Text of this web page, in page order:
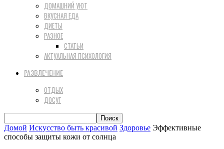
ДОМАШНИЙ УЮТ
ВКУСНАЯ ЕДА
ДИЕТЫ
РАЗНОЕ
СТАТЬИ
АКТУАЛЬНАЯ ПСИХОЛОГИЯ
РАЗВЛЕЧЕНИЕ
ОТДЫХ
ДОСУГ
Домой Искусство быть красивой Здоровье Эффективные
способы защиты кожи от солнца